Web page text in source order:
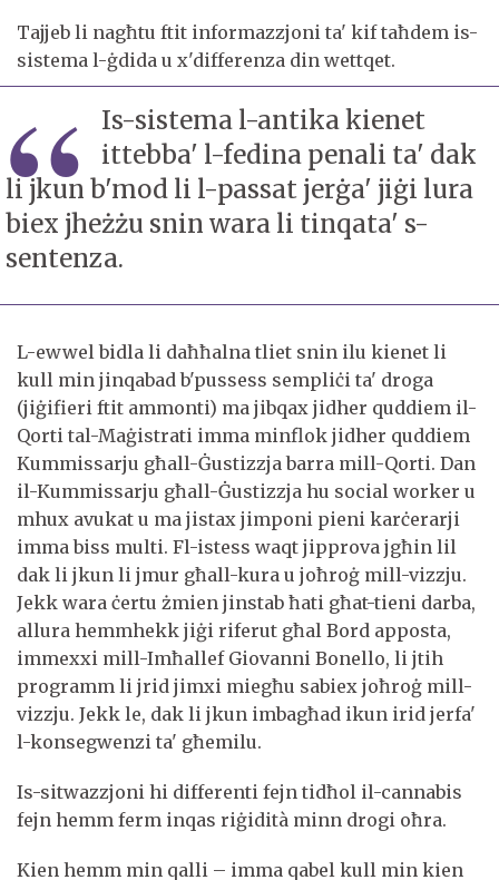
Tajjeb li nagħtu ftit informazzjoni ta' kif taħdem is-
sistema l-ġdida u x'differenza din wettqet.
Is-sistema l-antika kienet
ittebba' l-fedina penali ta' dak
li jkun b'mod li l-passat jerġa' jiġi lura
biex jheżżu snin wara li tinqata' s-
sentenza.
L-ewwel bidla li daħħalna tliet snin ilu kienet li
kull min jinqabad b'pussess sempliċi ta' droga
(jiġifieri ftit ammonti) ma jibqax jidher quddiem il-
Qorti tal-Maġistrati imma minflok jidher quddiem
Kummissarju għall-Ġustizzja barra mill-Qorti. Dan
il-Kummissarju għall-Ġustizzja hu social worker u
mhux avukat u ma jistax jimponi pieni karċerarji
imma biss multi. Fl-istess waqt jipprova jgħin lil
dak li jkun li jmur għall-kura u joħroġ mill-vizzju.
Jekk wara ċertu żmien jinstab ħati għat-tieni darba,
allura hemmhekk jiġi riferut għal Bord apposta,
immexxi mill-Imħallef Giovanni Bonello, li jtih
programm li jrid jimxi miegħu sabiex joħroġ mill-
vizzju. Jekk le, dak li jkun imbagħad ikun irid jerfa'
l-konsegwenzi ta' għemilu.
Is-sitwazzjoni hi differenti fejn tidħol il-cannabis
fejn hemm ferm inqas riġidità minn drogi oħra.
Kien hemm min qalli – imma qabel kull min kien